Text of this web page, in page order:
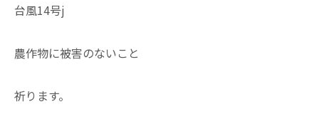
台風14号j
農作物に被害のないこと
祈ります。